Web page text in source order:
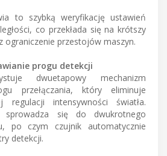
to szybką weryfikację ustawień
co przekłada się na krótszy
ograniczenie przestojów maszyn.
progu detekcji
dwuetapowy mechanizm
przełączania, który eliminuje
regulacji intensywności światła.
sprowadza się do dwukrotnego
po czym czujnik automatycznie
detekcji.